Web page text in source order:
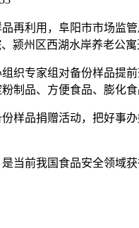
利用，阜阳市市场监
颍州区西湖水岸养老公
专家组对备份样品提
品、方便食品、膨化食
品捐赠活动，把好事
前我国食品安全领域获